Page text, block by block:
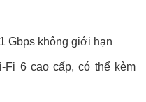
1 Gbps không giới hạn
Fi 6 cao cấp, có thể kèm